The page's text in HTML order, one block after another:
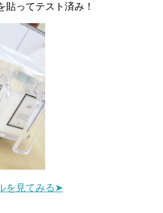
貼ってテスト済み！
を見てみる➤